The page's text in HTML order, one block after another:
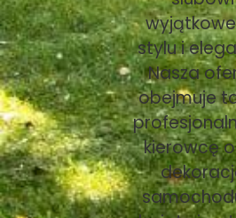
stylu i
Nasza
obejmuje
kierowcę